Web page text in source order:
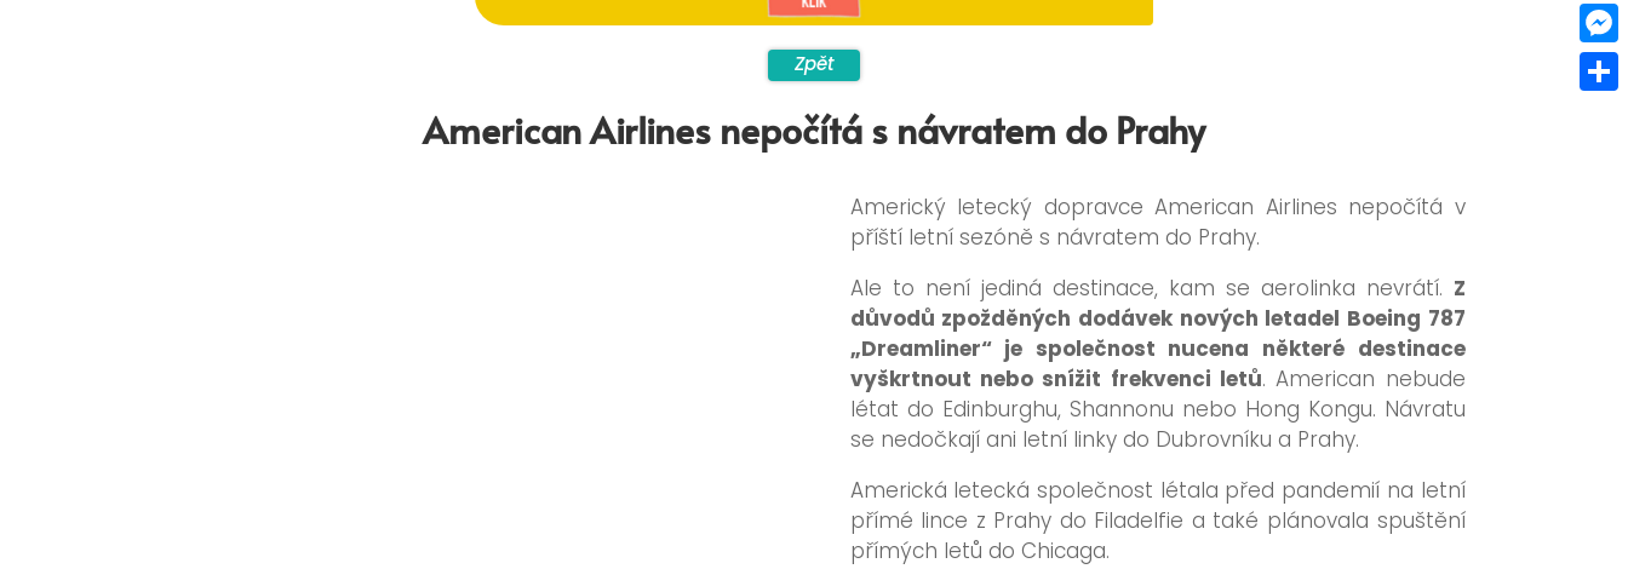
Zpět
American Airlines nepočítá s návratem do Prahy
Americký letecký dopravce American Airlines nepočítá v
příští letní sezóně s návratem do Prahy.
Ale to není jediná destinace, kam se aerolinka nevrátí. Z
důvodů zpožděných dodávek nových letadel Boeing 787
„Dreamliner“ je společnost nucena některé destinace
vyškrtnout nebo snížit frekvenci letů. American nebude
létat do Edinburghu, Shannonu nebo Hong Kongu. Návratu
se nedočkají ani letní linky do Dubrovníku a Prahy.
Americká letecká společnost létala před pandemií na letní
přímé lince z Prahy do Filadelfie a také plánovala spuštění
přímých letů do Chicaga.